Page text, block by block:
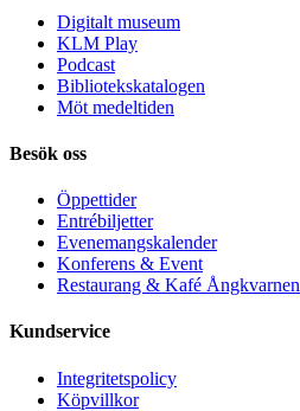
Digitalt museum
KLM Play
Podcast
Bibliotekskatalogen
Möt medeltiden
Besök oss
Öppettider
Entrébiljetter
Evenemangskalender
Konferens & Event
Restaurang & Kafé Ångkvarnen
Kundservice
Integritetspolicy
Köpvillkor